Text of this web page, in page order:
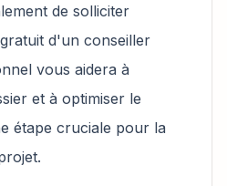
de solliciter
d'un conseiller
vous aidera à
et à optimiser le
étape cruciale pour la